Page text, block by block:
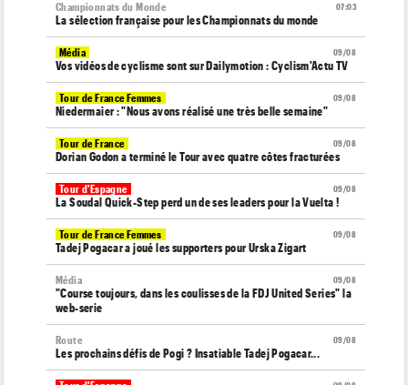
07:03
Championnats du Monde
La sélection française pour les Championnats du monde
09/08
Média
Vos vidéos de cyclisme sont sur Dailymotion : Cyclism'Actu TV
09/08
Tour de France Femmes
Niedermaier : "Nous avons réalisé une très belle semaine"
09/08
Tour de France
Dorian Godon a terminé le Tour avec quatre côtes fracturées
09/08
Tour d'Espagne
La Soudal Quick-Step perd un de ses leaders pour la Vuelta !
09/08
Tour de France Femmes
Tadej Pogacar a joué les supporters pour Urska Zigart
09/08
Média
"Course toujours, dans les coulisses de la FDJ United Series" la
web-serie
09/08
Route
Les prochains défis de Pogi ? Insatiable Tadej Pogacar...